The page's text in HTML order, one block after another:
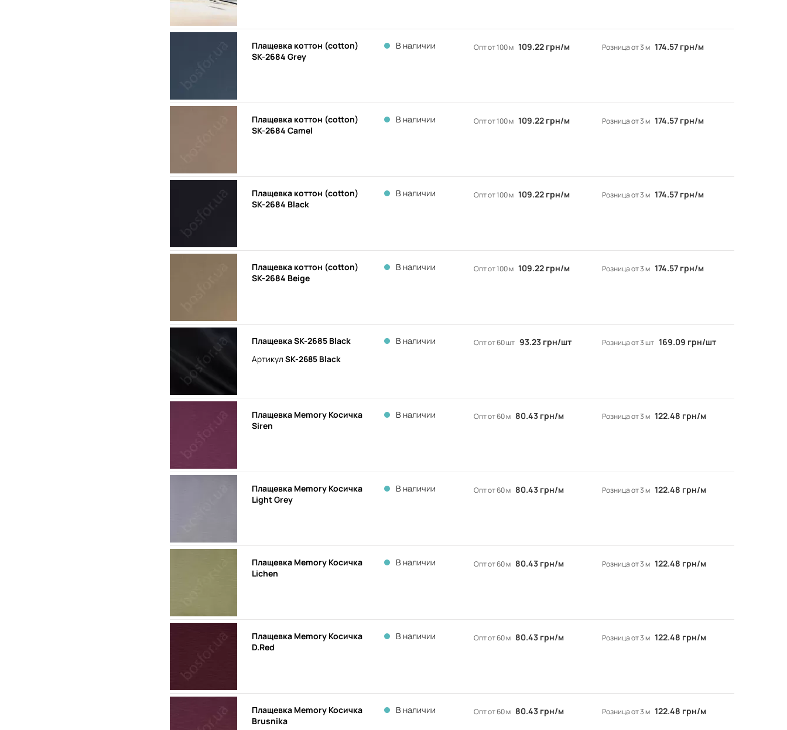
Плащевка коттон (cotton)
SK-2684 Grey
В наличии Опт от 100 м 109.22 грн/м Розница от 3 м 174.57 грн/м
Плащевка коттон (cotton)
SK-2684 Camel
В наличии Опт от 100 м 109.22 грн/м Розница от 3 м 174.57 грн/м
Плащевка коттон (cotton)
SK-2684 Black
В наличии Опт от 100 м 109.22 грн/м Розница от 3 м 174.57 грн/м
Плащевка коттон (cotton)
SK-2684 Beige
В наличии Опт от 100 м 109.22 грн/м Розница от 3 м 174.57 грн/м
Плащевка SK-2685 Black
Артикул SK-2685 Black
В наличии Опт от 60 шт 93.23 грн/шт Розница от 3 шт 169.09 грн/шт
Плащевка Memory Косичка
Siren
В наличии Опт от 60 м 80.43 грн/м Розница от 3 м 122.48 грн/м
Плащевка Memory Косичка
Light Grey
В наличии Опт от 60 м 80.43 грн/м Розница от 3 м 122.48 грн/м
Плащевка Memory Косичка
Lichen
В наличии Опт от 60 м 80.43 грн/м Розница от 3 м 122.48 грн/м
Плащевка Memory Косичка
D.Red
В наличии Опт от 60 м 80.43 грн/м Розница от 3 м 122.48 грн/м
Плащевка Memory Косичка
Brusnika
В наличии Опт от 60 м 80.43 грн/м Розница от 3 м 122.48 грн/м